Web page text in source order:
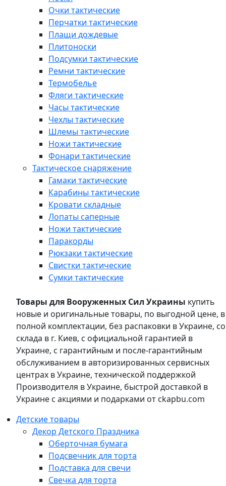
Очки тактические
Перчатки тактические
Плащи дождевые
Плитоноски
Подсумки тактические
Ремни тактические
Термобелье
Фляги тактические
Часы тактические
Чехлы тактические
Шлемы тактические
Ножи тактические
Фонари тактические
Тактическое снаряжение
Гамаки тактические
Карабины тактические
Кровати складные
Лопаты саперные
Ножи тактические
Паракорды
Рюкзаки тактические
Свистки тактические
Сумки тактические
Товары для Вооруженных Сил Украины купить
новые и оригинальные товары, по выгодной цене, в
полной комплектации, без распаковки в Украине, со
склада в г. Киев, с официальной гарантией в
Украине, с гарантийным и после-гарантийным
обслуживанием в авторизированных сервисных
центрах в Украине, технической поддержкой
Производителя в Украине, быстрой доставкой в
Украине с акциями и подарками от ckapbu.com
Детские товары
Декор Детского Праздника
Оберточная бумага
Подсвечник для торта
Подставка для свечи
Свечка для торта